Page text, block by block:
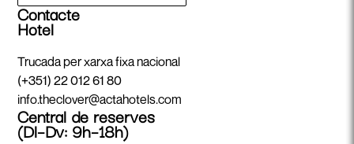
Contacte
Hotel
Trucada per xarxa fixa nacional
(+351) 22 012 61 80
info.theclover@actahotels.com
Central de reserves
(Dl–Dv: 9h–18h)